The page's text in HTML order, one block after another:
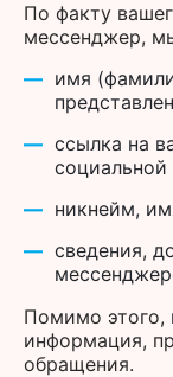
По факту
мессенджер,
имя
ссылка на
социальной
никнейм,
сведения,
Помимо этого,
информация,
обращения.